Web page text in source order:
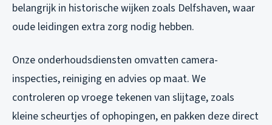
belangrijk in historische wijken zoals Delfshaven, waar
oude leidingen extra zorg nodig hebben.
Onze onderhoudsdiensten omvatten camera-
inspecties, reiniging en advies op maat. We
controleren op vroege tekenen van slijtage, zoals
kleine scheurtjes of ophopingen, en pakken deze direct